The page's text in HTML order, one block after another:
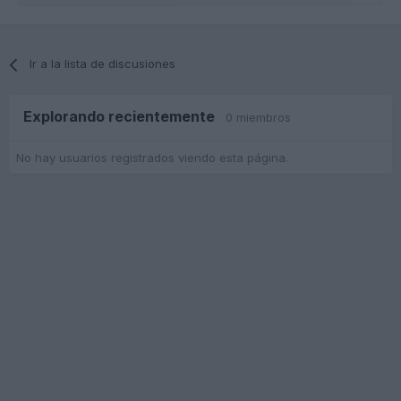
Ir a la lista de discusiones
Explorando recientemente 0 miembros
No hay usuarios registrados viendo esta página.